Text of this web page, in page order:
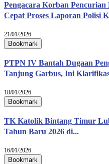
Pengacara Korban
Cepat Proses Laporan Polisi
21/01/2026
Bookmark
PTPN IV Bantah Dugaan
Tanjung Garbus, Ini
18/01/2026
Bookmark
TK Katolik Bintang Timur
Tahun Baru 2026 di...
16/01/2026
Bookmark